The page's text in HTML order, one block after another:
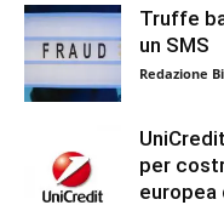
Truffe
un SMS
Redazione
per
europea